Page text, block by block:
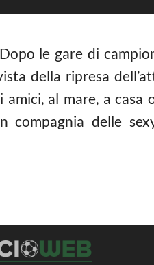
Dopo le gare di
della ripresa
al mare, a casa
compagnia delle